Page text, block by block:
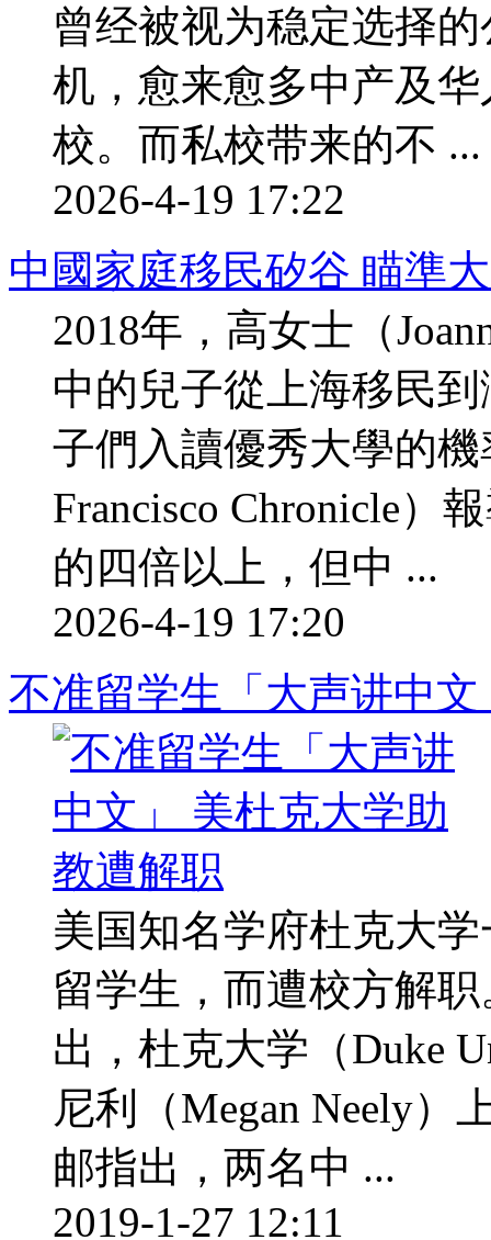
曾经被视为稳定选择
机，愈来愈多中产及
校。而私校带来的不 ...
2026-4-19 17:22
中國家庭移民矽谷 瞄準
2018年，高女士（
中的兒子從上海移民
子們入讀優秀大學的
Francisco Chronicle）
的四倍以上，但中 ...
2026-4-19 17:20
不准留学生「大声讲中
美国知名学府杜克大
留学生，而遭校方解
出，杜克大学（Duke
尼利（Megan Neely）
邮指出，两名中 ...
2019-1-27 12:11